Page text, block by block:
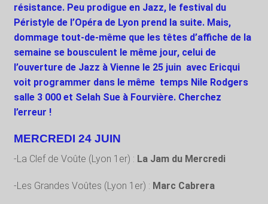
résistance. Peu prodigue en Jazz, le festival du
Péristyle de l’Opéra de Lyon prend la suite. Mais,
dommage tout-de-même que les têtes d’affiche de la
semaine se bousculent le même jour, celui de
l’ouverture de Jazz à Vienne le 25 juin avec Ericqui
voit programmer dans le même temps Nile Rodgers
salle 3 000 et Selah Sue à Fourvière. Cherchez
l’erreur !
MERCREDI 24 JUIN
-La Clef de Voûte (Lyon 1 er) : La Jam du Mercredi
-Les Grandes Voûtes (Lyon 1 er) : Marc Cabrera